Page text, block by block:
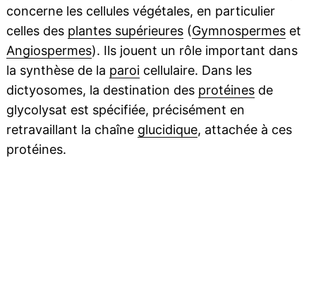
concerne les cellules végétales, en particulier
celles des plantes supérieures(Gymnospermeset
Angiospermes). Ils jouent un rôle important dans
la synthèse de la paroicellulaire. Dans les
dictyosomes, la destination des protéinesde
glycolysat est spécifiée, précisément en
retravaillant la chaîne glucidique, attachée à ces
protéines.